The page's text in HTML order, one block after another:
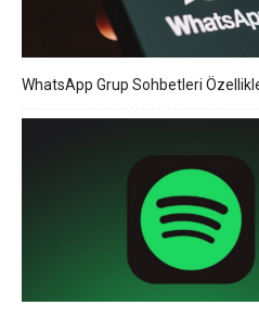
WhatsApp Grup Sohbetleri